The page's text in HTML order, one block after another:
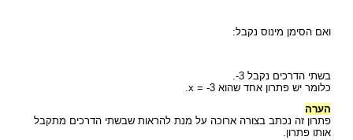
ואם הסימן מינוס נקבל:
בשתי הדרכים נקבל 3-.
כלומר יש פתרון אחד שהוא x = -3.
הערה
פתרון זה נכתב בצורה ארוכה על מנת להראות שבשתי הדרכים מתקבל
אותו פתרון.